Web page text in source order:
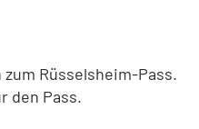
Rüsselsheim-Pass.
den Pass.